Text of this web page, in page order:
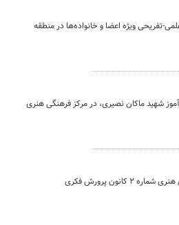
علمی‌-تفریحی ویژه اعضا و خانواده‌ها در منطقه
شهید ماکان نصیری، در مرکز فرهنگی هنری
نمایش کودکانه «خروس زری، پیرهن پری» به کارگردانی مریم صوفی در مرکز فرهنگی هنری شماره ۲ کانون پرورش فکری